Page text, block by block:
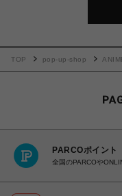
TOP pop-up-shop
PARCOポイント
全国のPARCOや